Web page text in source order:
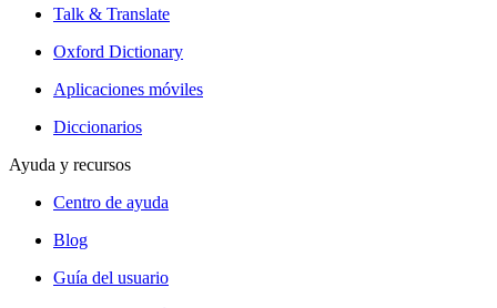
Talk & Translate
Oxford Dictionary
Aplicaciones móviles
Diccionarios
Ayuda y recursos
Centro de ayuda
Blog
Guía del usuario